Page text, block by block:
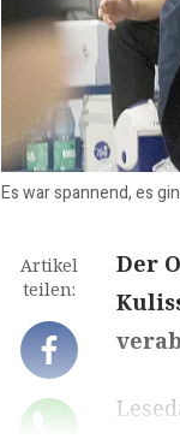
Es war spannend, es
Artikel
teilen:
Der